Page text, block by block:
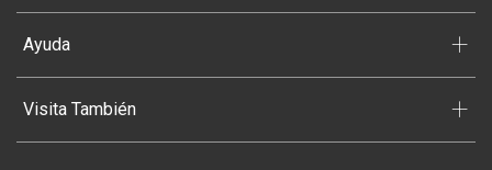
Ayuda +
Visita También +